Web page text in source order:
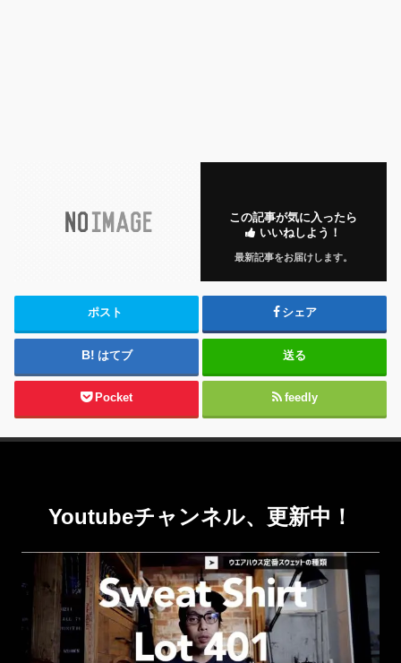
この記事が気に入ったら
いいねしよう！
最新記事をお届けします。
ポスト シェア
はてブ 送る
Pocket feedly
Youtubeチャンネル、更新中！